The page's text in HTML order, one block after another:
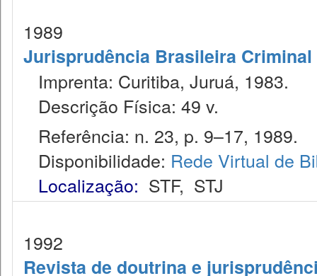
1989
Jurisprudência Brasileira Criminal
Imprenta: Curitiba, Juruá, 1983.
Descrição Física: 49 v.
Referência: n. 23, p. 9–17, 1989.
Disponibilidade: Rede Virtual de
Localização: STF, STJ
1992
Revista de doutrina e